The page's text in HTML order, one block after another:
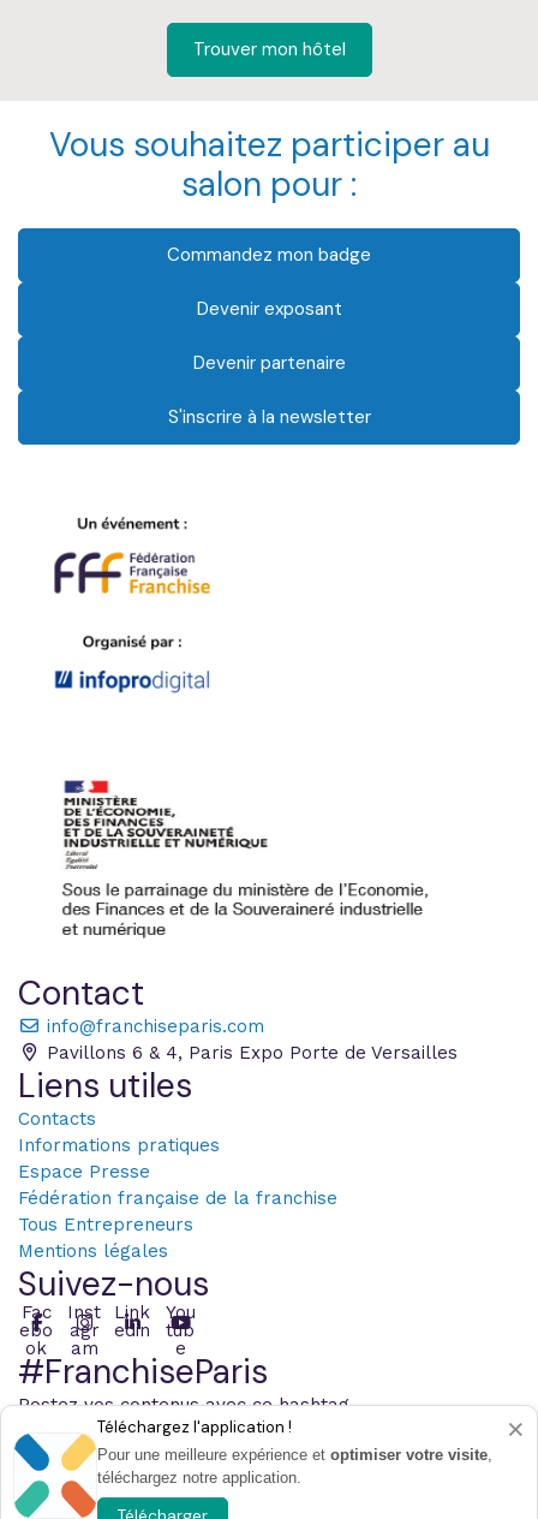
Trouver mon hôtel
Vous souhaitez participer au
salon pour :
Commandez mon badge
Devenir exposant
Devenir partenaire
S'inscrire à la newsletter
Contact
info@franchiseparis.com
Pavillons 6 & 4, Paris Expo Porte de Versailles
Liens utiles
Contacts
Informations pratiques
Espace Presse
Fédération française de la franchise
Tous Entrepreneurs
Mentions légales
Suivez-nous
Fac
ebo
ok
Inst
agr
am
Link
edin
You
tub
e
#FranchiseParis
Postez vos contenus avec ce hashtag
© 2026 Infopro Digital - Tous les droits sont réservés
Paramétrer les cookies
×
Téléchargez l'application !
Pour une meilleure expérience et optimiser votre visite,
téléchargez notre application.